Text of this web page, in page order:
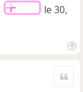
le 30,